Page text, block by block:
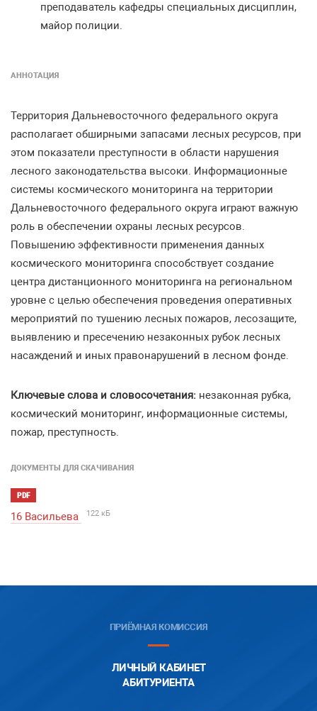
преподаватель кафедры специальных дисциплин,
майор полиции.
АННОТАЦИЯ
Территория Дальневосточного федерального округа
располагает обширными запасами лесных ресурсов, при
этом показатели преступности в области нарушения
лесного законодательства высоки. Информационные
системы космического мониторинга на территории
Дальневосточного федерального округа играют важную
роль в обеспечении охраны лесных ресурсов.
Повышению эффективности применения данных
космического мониторинга способствует создание
центра дистанционного мониторинга на региональном
уровне с целью обеспечения проведения оперативных
мероприятий по тушению лесных пожаров, лесозащите,
выявлению и пресечению незаконных рубок лесных
насаждений и иных правонарушений в лесном фонде.
Ключевые слова и словосочетания: незаконная рубка,
космический мониторинг, информационные системы,
пожар, преступность.
ДОКУМЕНТЫ ДЛЯ СКАЧИВАНИЯ
PDF
16 Васильева 122 кБ
ПРИЁМНАЯ КОМИССИЯ
ЛИЧНЫЙ КАБИНЕТ
АБИТУРИЕНТА